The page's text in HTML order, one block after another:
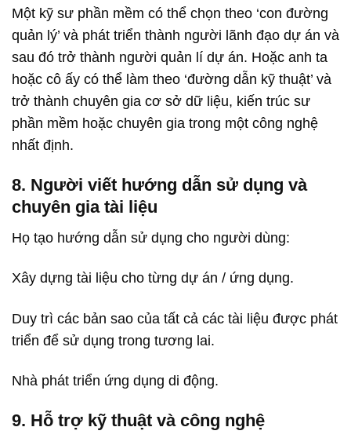
Một kỹ sư phần mềm có thể chọn theo ‘con đường
quản lý’ và phát triển thành người lãnh đạo dự án và
sau đó trở thành người quản lí dự án. Hoặc anh ta
hoặc cô ấy có thể làm theo ‘đường dẫn kỹ thuật’ và
trở thành chuyên gia cơ sở dữ liệu, kiến trúc sư
phần mềm hoặc chuyên gia trong một công nghệ
nhất định.
8. Người viết hướng dẫn sử dụng và
chuyên gia tài liệu
Họ tạo hướng dẫn sử dụng cho người dùng:
Xây dựng tài liệu cho từng dự án / ứng dụng.
Duy trì các bản sao của tất cả các tài liệu được phát
triển để sử dụng trong tương lai.
Nhà phát triển ứng dụng di động.
9. Hỗ trợ kỹ thuật và công nghệ